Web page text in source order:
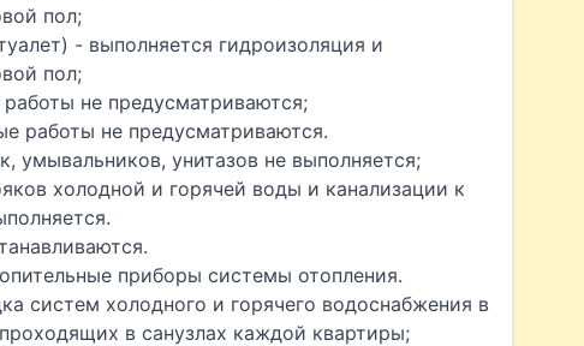
пол;
- выполняется гидроизоляция и
пол;
не предусматриваются;
работы не предусматриваются.
умывальников, унитазов не выполняется;
холодной и горячей воды и канализации к
приборы системы отопления.
систем холодного и горячего водоснабжения в
в санузлах каждой квартиры;